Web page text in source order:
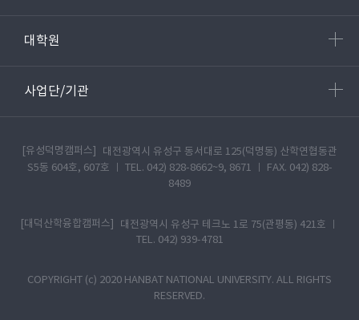
대학원
사업단/기관
[유성덕명캠퍼스]
대전광역시 유성구 동서대로 125(덕명동) 산학연협동관
S5동 604호, 607호 ㅣ TEL. 042) 828-8662~9, 8671 ㅣ FAX. 042) 828-
8489
[대덕산학융합캠퍼스]
대전광역시 유성구 테크노 1로 75(관평동) 421호 ㅣ
TEL. 042) 939-4781
COPYRIGHT (c) 2020 HANBAT NATIONAL UNIVERSITY. ALL RIGHTS
RESERVED.